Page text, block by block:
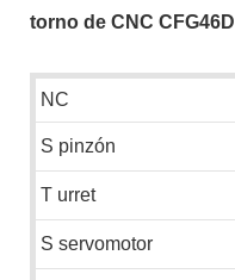
torno de CNC CFG46D
NC
S pinzón
T urret
S servomotor